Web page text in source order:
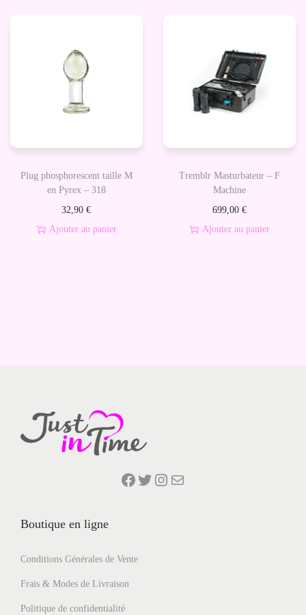
Plug phosphorescent taille M
en Pyrex – 318
32,90€
Ajouter au panier
Tremblr Masturbateur – F
Machine
699,00 €
Ajouter au panier
Facebook Twitter Instagram E-mail
Boutique en ligne
Conditions Générales de Vente
Frais & Modes de Livraison
Politique de confidentialité